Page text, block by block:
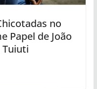
no
Papel de João
Tuiuti